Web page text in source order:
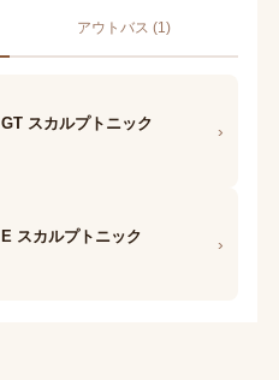
アウトバス (1)
スカルプトニック ›
スカルプトニック ›